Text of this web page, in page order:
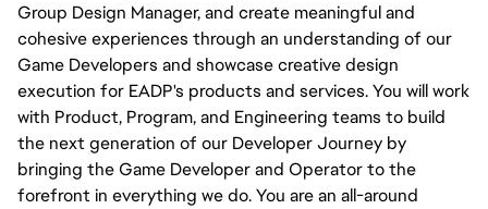
Group Design Manager, and create meaningful and
cohesive experiences through an understanding of our
Game Developers and showcase creative design
execution for EADP's products and services. You will work
with Product, Program, and Engineering teams to build
the next generation of our Developer Journey by
bringing the Game Developer and Operator to the
forefront in everything we do. You are an all-around